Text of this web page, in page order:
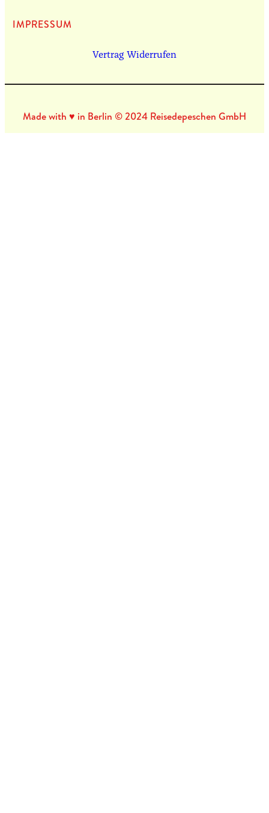
IMPRES­SUM
Vertrag Widerrufen
Made with ♥ in Berlin © 2024 Reisedepeschen GmbH